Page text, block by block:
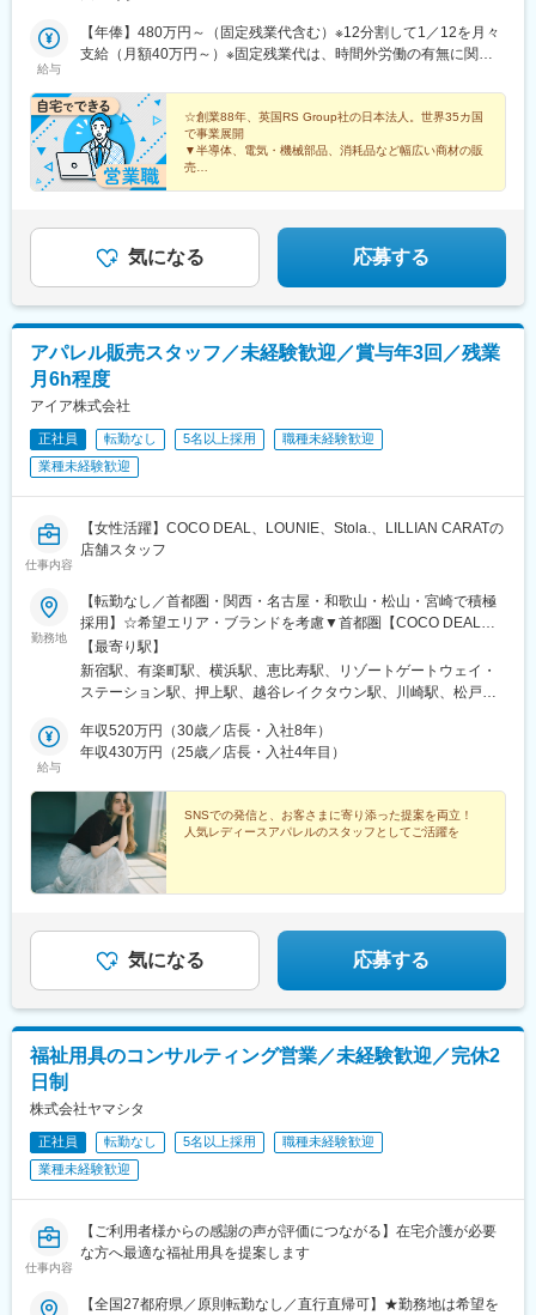
給与
【年俸】480万円～（固定残業代含む）※12分割して1／12を月々
支給（月額40万円～）※固定残業代は、時間外労働の有無に関わ
労働分は追加で支給◎年俸は、経験・スキル等を考慮の上、決定
します
☆創業88年、英国RS Group社の日本法人。世界35カ国
で事業展開
▼半導体、電気・機械部品、消耗品など幅広い商材の販
売
気になる 応募する
アパレル販売スタッフ／未経験歓迎／賞与年3回／残業
月6h程度
アイア株式会社
正社員 転勤なし 5名以上採用
職種未経験歓迎
業種未経験歓迎
仕事内容
【女性活躍】COCO DEAL、LOUNIE、Stola.、LILLIAN CARATの
店舗スタッフ
勤務地
【転勤なし／首都圏・関西・名古屋・和歌山・松山・宮崎で積極
採用】☆希望エリア・ブランドを考慮▼首都圏【COCO DEAL】
新宿ルミネ2／有楽町ルミネ／イクスピアリ／ルミネ横浜 など
【LOUNIE】アトレ恵比寿・川崎・松戸／柏高島屋／たまプラー
ザテラス など【Stola.】西銀座／東京ドームシティ／アトレ吉祥
／横浜ジョイナス／アトレ松戸 など▼関西【COCO DEAL】阪
神梅田／ルクアイーレ／西宮／京都ポルタ／天王寺MIO／なんば
【Stola.】ディアモール大阪／三宮 など【LILLIAN CARAT】ル
クア大阪▼他エリア【COCO DEAL】大高／岡山／天神地下街／
博多阪急／札幌／広島 など【LOUNIE】仙台アエル／名古屋高
島屋／アミュプラザ長崎・熊本・宮崎 など【Stola.】札幌アピア
／天神地下街／セントラルパーク／松山 など※受動喫煙対策あり
【最寄り駅】
新宿駅、有楽町駅、横浜駅、恵比寿駅、リゾートゲートウェイ・
ステーション駅、押上駅、越谷レイクタウン駅、川崎駅、松戸
駅、新橋駅、新宿駅(東京メトロ)、名古屋駅、南大高駅、大阪駅、
大阪梅田駅(阪神線)、天王寺駅、西宮北口駅、なんば駅(南海線)、
西鉄福岡駅、博多駅、京都駅、広島駅、宮崎駅、長崎駅前駅、熊
本駅、久屋大通駅、大通駅、さっぽろ駅、仙台駅、新高島駅、代
官山駅、舞浜駅、とうきょうスカイツリー駅、京急川崎駅、春日
駅(東京都)、井の頭公園駅、京成船橋駅、汐留駅、近鉄名古屋駅、
東梅田駅、大阪阿部野橋駅、なんば駅(地下鉄)、西梅田駅、梅田駅
(福岡県)、長崎駅(長崎県)、熊本駅前駅、栄町駅(愛知県)、西４丁
目駅、札幌駅、あおば通駅、新宿三丁目駅、日比谷駅、高島町
駅、東京ディズニーランド・ステーション駅、本所吾妻橋駅、銀
座一丁目駅、水道橋駅、東海神駅、内幸町駅、新宿西口駅、平沼
橋駅、名鉄名古屋駅、天王寺駅前駅、大阪難波駅、三宮駅(神戸市
営)、西川緑道公園駅、市役所前駅(愛媛県)、天神南駅、猿猴橋町
駅、五島町駅、二本木口駅、栄駅(愛知県)、狸小路駅、仙台駅(地
給与
年収520万円（30歳／店長・入社8年）
年収430万円（25歳／店長・入社4年目）
SNSでの発信と、お客さまに寄り添った提案を両立！
人気レディースアパレルのスタッフとしてご活躍を
気になる 応募する
福祉用具のコンサルティング営業／未経験歓迎／完休2
日制
株式会社ヤマシタ
正社員 転勤なし 5名以上採用
職種未経験歓迎
業種未経験歓迎
仕事内容
【ご利用者様からの感謝の声が評価につながる】在宅介護が必要
な方へ最適な福祉用具を提案します
【全国27都府県／原則転勤なし／直行直帰可】★勤務地は希望を